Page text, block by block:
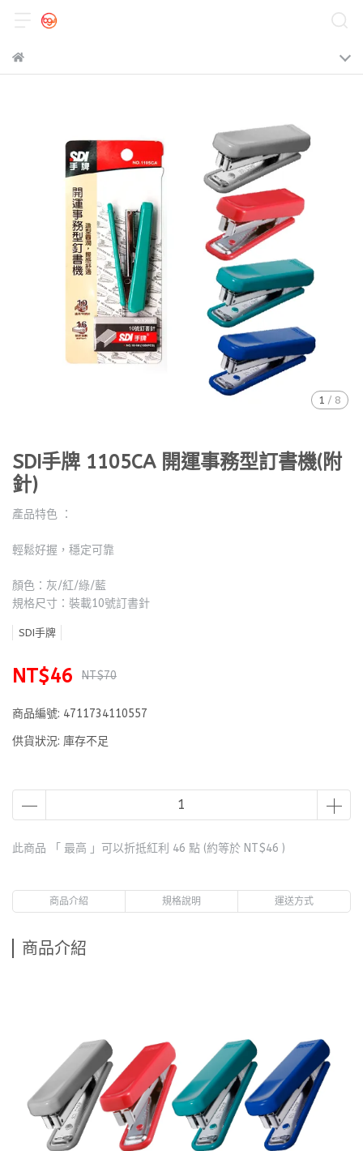
1 / 8
SDI手牌 1105CA 開運事務型訂書機(附
針)
產品特色 ：
輕鬆好握，穩定可靠
顏色：灰/紅/綠/藍
規格尺寸：裝載10號訂書針
SDI手牌
NT$46 NT$70
商品編號: 4711734110557
供貨狀況: 庫存不足
此商品 「 最高 」可以折抵紅利 46 點 (約等於 NT$46 )
商品介紹 規格說明 運送方式
商品介紹